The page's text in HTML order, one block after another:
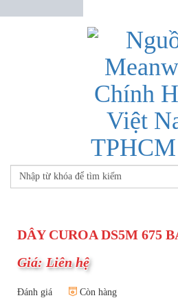
DÂY CUROA DS5M 675
Giá: Liên hệ
Đánh giá Còn hàng